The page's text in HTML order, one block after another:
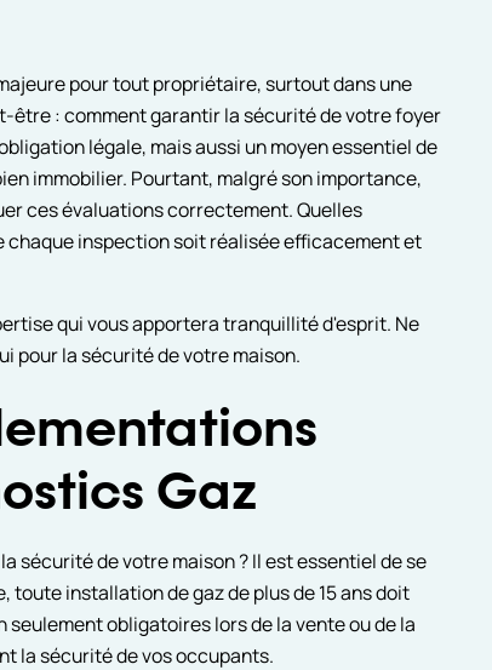
pour tout propriétaire, surtout dans une
être : comment garantir la sécurité de votre foyer
légale, mais aussi un moyen essentiel de
immobilier. Pourtant, malgré son importance,
ces évaluations correctement. Quelles
inspection soit réalisée efficacement et
qui vous apportera tranquillité d'esprit. Ne
pour la sécurité de votre maison.
Gaz
sécurité de votre maison ? Il est essentiel de se
installation de gaz de plus de 15 ans doit
seulement obligatoires lors de la vente ou de la
la sécurité de vos occupants.